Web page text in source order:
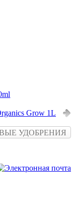
Grow 1L
УДОБРЕНИЯ